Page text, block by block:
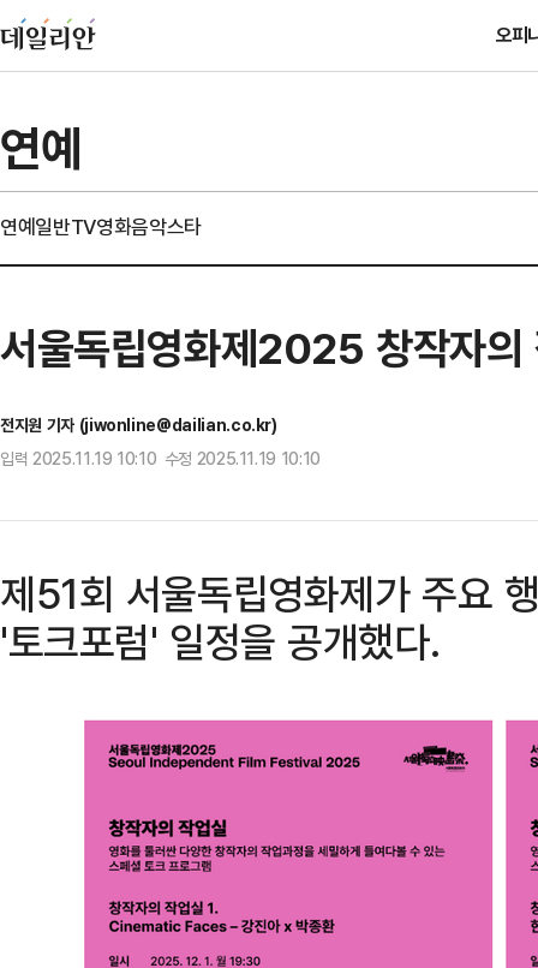
오피
연예
연예일반TV영화음악스타
서울독립영화제2025 창작자의
전지원 기자 (jiwonline@dailian.co.kr)
입력 2025.11.19 10:10 수정 2025.11.19 10:10
제51회 서울독립영화제가 주요
'토크포럼' 일정을 공개했다.